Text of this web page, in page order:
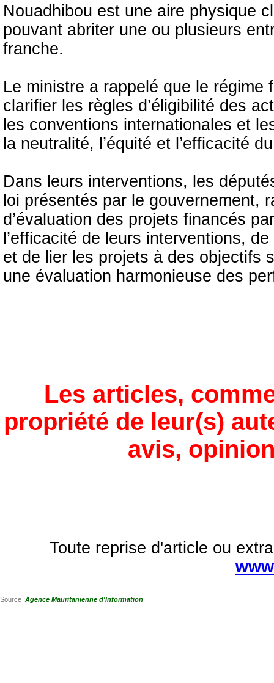
Nouadhibou est une aire physique
pouvant abriter une ou plusieurs
franche.
Le ministre a rappelé que le
clarifier les règles d’éligibilité des
les conventions internationales et
la neutralité, l’équité et l’efficacité
Dans leurs interventions, les
loi présentés par le gouvernement,
d’évaluation des projets financés
l’efficacité de leurs interventions,
et de lier les projets à des objectifs
une évaluation harmonieuse des
Les articles,
propriété de leur(s)
avis,
Toute reprise d'article ou
Source :Agence Mauritanienne d'Information